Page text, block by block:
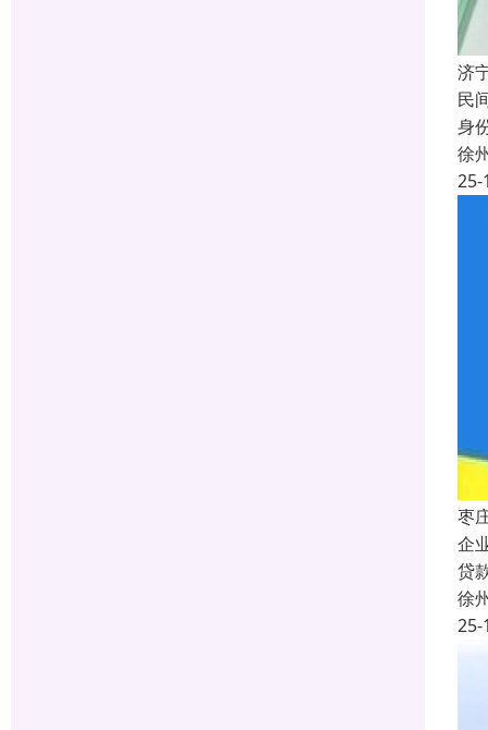
济
民
身
徐
25-
枣
企
贷
徐
25-